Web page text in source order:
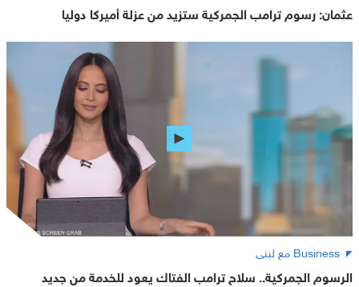
عثمان: رسوم ترامب الجمركية ستزيد من عزلة أميركا دوليا
Business مع لبنى
الرسوم الجمركية.. سلاح ترامب الفتاك يعود للخدمة من جديد